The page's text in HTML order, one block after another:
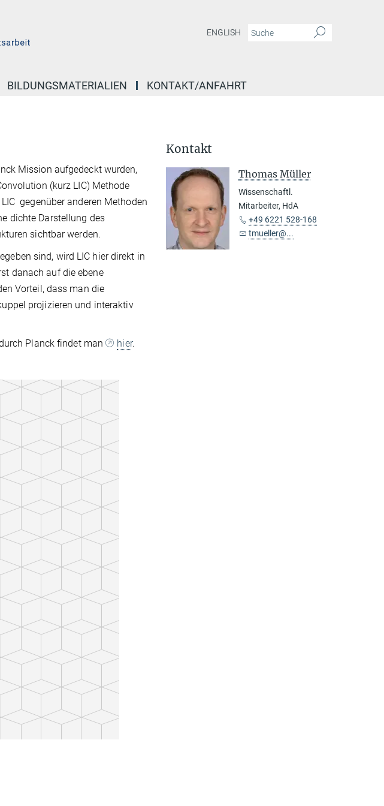
ENGLISH
BILDUNGSMATERIALIEN KONTAKT/ANFAHRT
Mission aufgedeckt wurden,
(kurz LIC) Methode
gegenüber anderen Methoden
dichte Darstellung des
sichtbar werden.
sind, wird LIC hier direkt in
danach auf die ebene
Vorteil, dass man die
projizieren und interaktiv
Planck findet man
hier.
Kontakt
Thomas Müller
Wissenschaftl.
Mitarbeiter, HdA
+49 6221 528-168
tmueller@...